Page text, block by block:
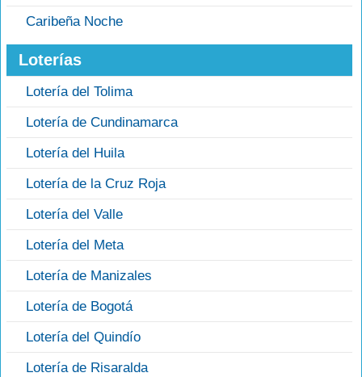
Caribeña Noche
Loterías
Lotería del Tolima
Lotería de Cundinamarca
Lotería del Huila
Lotería de la Cruz Roja
Lotería del Valle
Lotería del Meta
Lotería de Manizales
Lotería de Bogotá
Lotería del Quindío
Lotería de Risaralda